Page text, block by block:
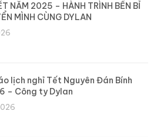
NĂM 2025 – HÀNH TRÌNH BỀN BỈ
MÌNH CÙNG DYLAN
lịch nghỉ Tết Nguyên Đán Bính
– Công ty Dylan